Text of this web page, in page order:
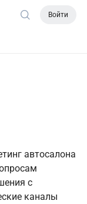
Войти
автосалона
с
каналы